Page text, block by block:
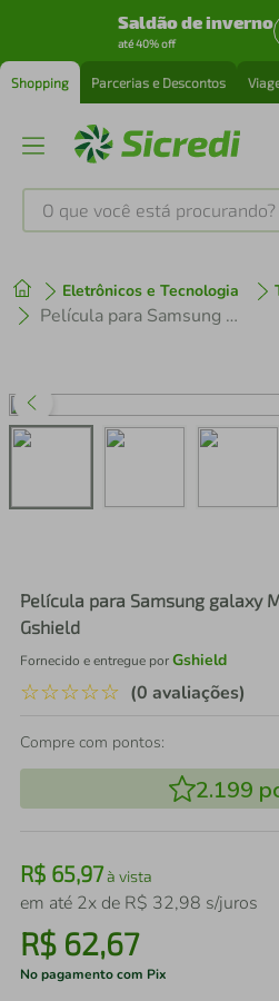
Saldão de inverno
até 40% off
Shopping Parcerias e Descontos
O que você está procurando?
Eletrônicos e Tecnologia
Película para Samsung galaxy M15 5G - AntiBlue - Gshield
Película para Samsung galaxy
Gshield
Fornecido e entregue porGshield
☆☆☆☆☆ (0 avaliações)
Compre com pontos:
2.199
R$ 65,97à vista
em até 2x de R$ 32,98 s/juros
R$ 62,67
No pagamento com Pix
1º tenis
perfume